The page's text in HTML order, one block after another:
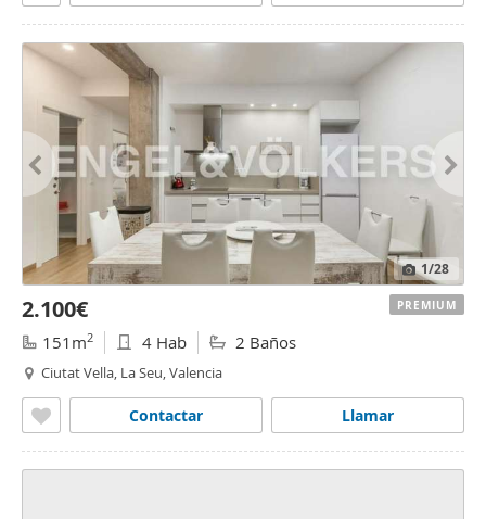
1/28
2.100€
151m2 4 Hab 2 Baños
Ciutat Vella, La Seu, Valencia
Llamar
Contactar
PREMIUM